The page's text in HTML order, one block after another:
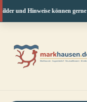
und Hinweise können
springen